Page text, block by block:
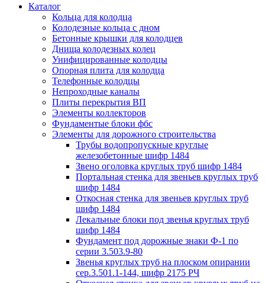
Каталог
Кольца для колодца
Колодезные кольца с дном
Бетонные крышки для колодцев
Днища колодезных колец
Унифицированные колодцы
Опорная плита для колодца
Телефонные колодцы
Непроходные каналы
Плиты перекрытия ВП
Элементы коллекторов
Фундаментые блоки фбс
Элементы для дорожного строительства
Трубы водопропускные круглые
железобетонные шифр 1484
Звено оголовка круглых труб шифр 1484
Портальная стенка для звеньев круглых труб
шифр 1484
Откосная стенка для звеньев круглых труб
шифр 1484
Лекальные блоки под звенья круглых труб
шифр 1484
Фундамент под дорожные знаки Ф-1 по
серии 3.503.9-80
Звенья круглых труб на плоском опирании
сер.3.501.1-144, шифр 2175 РЧ